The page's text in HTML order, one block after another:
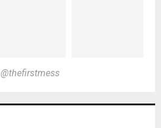
@thefirstmess